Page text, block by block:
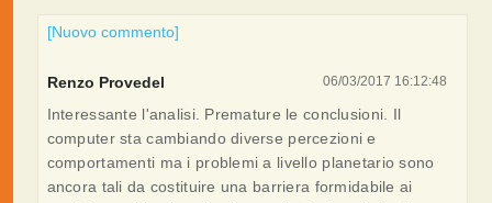
[Nuovo commento]
06/03/2017 16:12:48
Renzo Provedel
Interessante l'analisi. Premature le conclusioni. Il
computer sta cambiando diverse percezioni e
comportamenti ma i problemi a livello planetario sono
ancora tali da costituire una barriera formidabile ai